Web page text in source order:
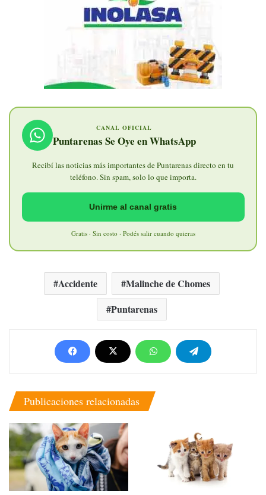
CANAL OFICIAL
Puntarenas Se Oye en WhatsApp
Recibí las noticias más importantes de Puntarenas directo en tu
teléfono. Sin spam, solo lo que importa.
Unirme al canal gratis
Gratis · Sin costo · Podés salir cuando quieras
Accidente
Malinche de Chomes
Puntarenas
Publicaciones relacionadas